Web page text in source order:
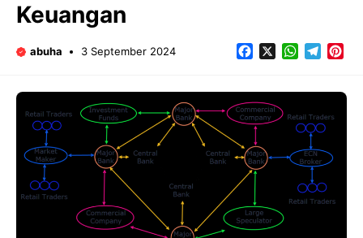
Keuangan
abuha 3 September 2024 FacebookWhatsApp